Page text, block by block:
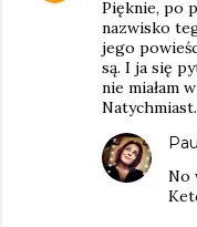
Pięknie, po
nazwisko
jego
są. I ja się
nie miałam
Natychmiast.
No